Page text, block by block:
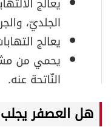
هل العصفر يجلب